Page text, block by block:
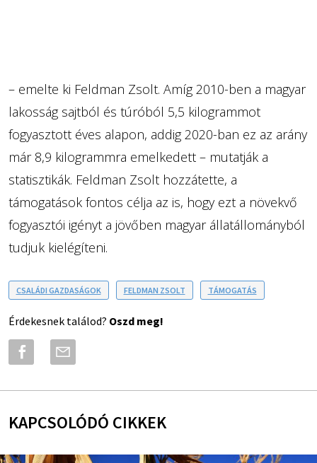
– emelte ki Feldman Zsolt. Amíg 2010-ben a magyar
lakosság sajtból és túróból 5,5 kilogrammot
fogyasztott éves alapon, addig 2020-ban ez az arány
már 8,9 kilogrammra emelkedett – mutatják a
statisztikák. Feldman Zsolt hozzátette, a
támogatások fontos célja az is, hogy ezt a növekvő
fogyasztói igényt a jövőben magyar állatállományból
tudjuk kielégíteni.
CSALÁDI GAZDASÁGOK FELDMAN ZSOLT TÁMOGATÁS
Érdekesnek találod? Oszd meg!
KAPCSOLÓDÓ CIKKEK